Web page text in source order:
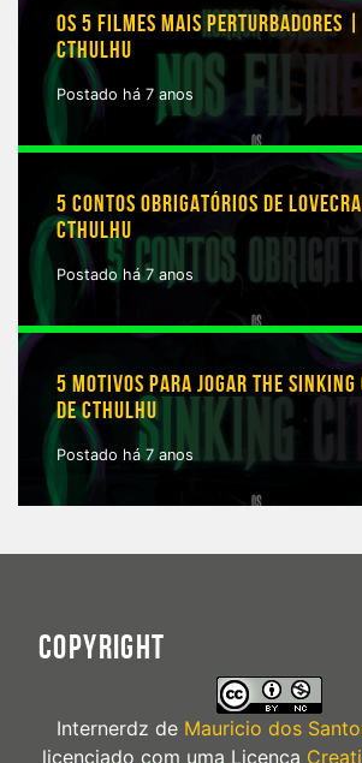
OS 5 FILMES MAIS PERTURBADORES
CTHULHU
Postado há 7 anos
5 CONTOS OBRIGATÓRIOS DE
CTHULHU
Postado há 7 anos
5 MOTIVOS PARA JOGAR THE
DE CTHULHU
Postado há 7 anos
COPYRIGHT
Internerdz de Mauricio dos
licenciado com uma Licença